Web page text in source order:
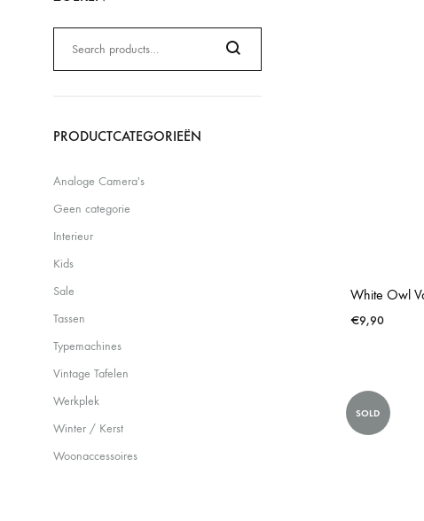
White Owl
€9,90
SOLD
naar:
Search
PRODUCTCATEGORIEËN
Analoge Camera's
Geen categorie
Interieur
Kids
Sale
Tassen
Typemachines
Vintage Tafelen
Werkplek
Winter / Kerst
Woonaccessoires